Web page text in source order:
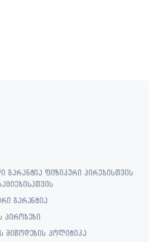
გარანტია ფიზიკური პირებისთვის
გარანტია
პირობები
მიწოდების პოლიტიკა